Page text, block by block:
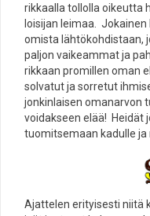
rikkaalla tollolla oikeutta
loisijan leimaa.
omista lähtökohdistaan,
paljon vaikeammat ja
rikkaan promillen oman
solvatut ja sorretut
jonkinlaisen omanarvon
voidakseen elää! Heidät
tuomitsemaan kadulle ja
Ajattelen erityisesti niitä